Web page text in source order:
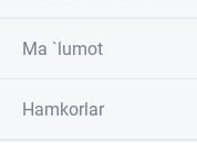
Ma `lumot
Hamkorlar